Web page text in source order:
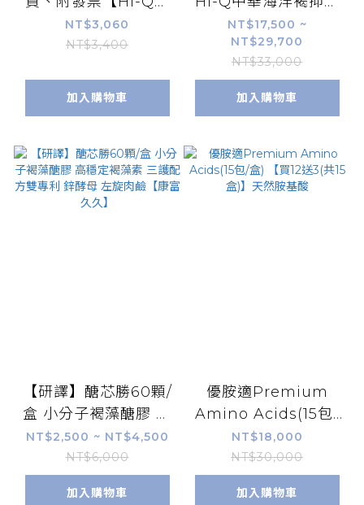
華海洋】褐抑定 小分
子褐藻醣膠60顆/盒
NT$3,060
NT$3,400
加入購物車
加強配方禮盒(250
包/120包粉劑/1000
顆/480顆膠囊)
NT$17,500 ~
NT$29,700
NT$33,000
加入購物車
【研譯】醣芯勝60顆/
盒 小分子褐藻醣膠 高
穩定褐藻素 三護配方
雙專利 鋅酵母 左旋肉
鹼【康富久久】
NT$2,500 ~ NT$4,500
NT$6,000
加入購物車
優胺適Premium
Amino Acids(15包/
盒) 【買12送3(共15
盒)】天然胺基酸
NT$18,000
NT$30,000
加入購物車